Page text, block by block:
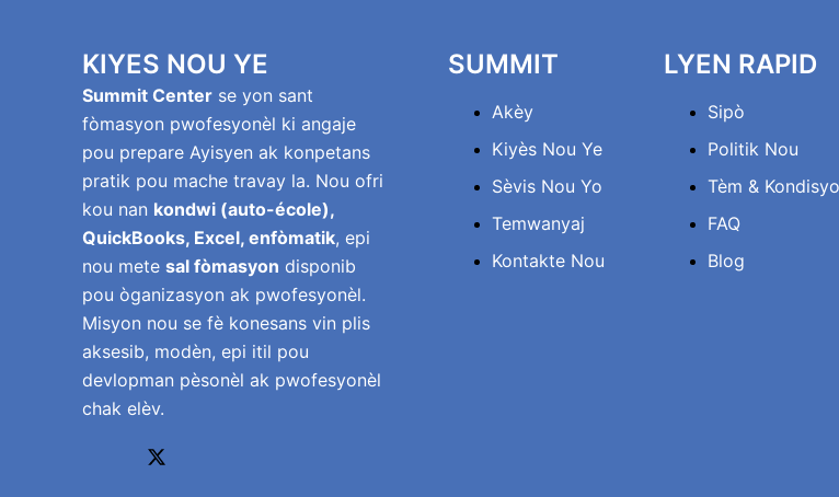
KIYES NOU YE
Summit Center se yon sant
fòmasyon pwofesyonèl ki angaje
pou prepare Ayisyen ak konpetans
pratik pou mache travay la. Nou ofri
kou nan kondwi (auto-école),
QuickBooks, Excel, enfòmatik, epi
nou mete sal fòmasyon disponib
pou òganizasyon ak pwofesyonèl.
Misyon nou se fè konesans vin plis
aksesib, modèn, epi itil pou
devlopman pèsonèl ak pwofesyonèl
chak elèv.
SUMMIT
Akèy
Kiyès Nou Ye
Sèvis Nou Yo
Temwanyaj
Kontakte Nou
LYEN RAPID
Sipò
Politik Nou
Tèm &
FAQ
Blog